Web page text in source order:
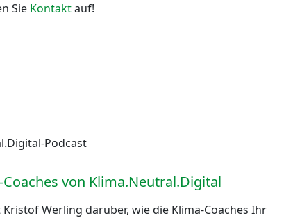
Sie Kontaktauf!
Podcast
von Klima.Neutral.Digital
Werling darüber, wie die Klima-Coaches Ihr